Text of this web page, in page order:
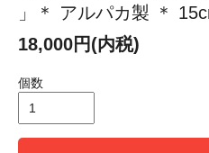
」＊ アルパカ製 ＊
18,000円(内税)
個数